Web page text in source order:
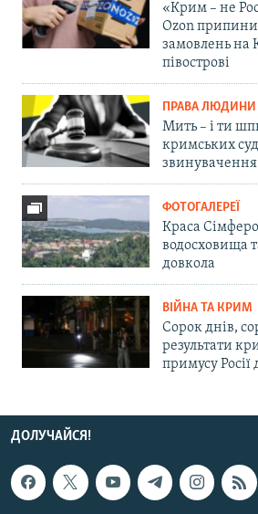
«Крим – не
Ozon
замовлень на
півострові
ПРАВА ЛЮДИНИ
Мить – і ти
кримських
ФОТОГАЛЕРЕЇ
Краса
водосховища
довкола
ВІЙНА ТА КРИМ
Сорок днів,
результати
примусу Росії
ДОЛУЧАЙСЯ!